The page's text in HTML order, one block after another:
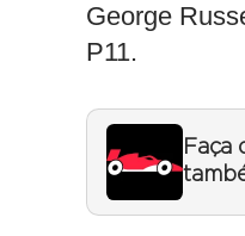
George
P11.
Faça